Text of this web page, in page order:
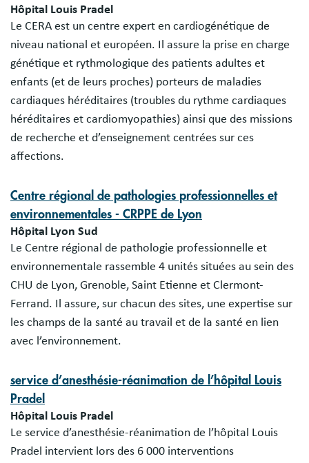
Hôpital Louis Pradel
Le CERA est un centre expert en cardiogénétique de
niveau national et européen. Il assure la prise en charge
génétique et rythmologique des patients adultes et
enfants (et de leurs proches) porteurs de maladies
cardiaques héréditaires (troubles du rythme cardiaques
héréditaires et cardiomyopathies) ainsi que des missions
de recherche et d’enseignement centrées sur ces
affections.
Centre régional de pathologies professionnelles et
environnementales - CRPPE de Lyon
Hôpital Lyon Sud
Le Centre régional de pathologie professionnelle et
environnementale rassemble 4 unités situées au sein des
CHU de Lyon, Grenoble, Saint Etienne et Clermont-
Ferrand. Il assure, sur chacun des sites, une expertise sur
les champs de la santé au travail et de la santé en lien
avec l’environnement.
service d’anesthésie-réanimation de l’hôpital Louis
Pradel
Hôpital Louis Pradel
Le service d’anesthésie-réanimation de l’hôpital Louis
Pradel intervient lors des 6 000 interventions